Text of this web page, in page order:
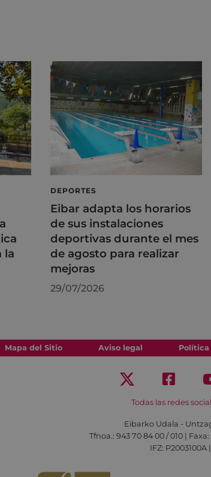
la
DEPORTES
Eibar adapta los horarios
de sus instalaciones
deportivas durante el mes
de agosto para realizar
mejoras
29/07/2026
Mapa del Sitio Aviso legal Política
Todas las redes
Eibarko Udala -
Tfnoa.: 943 70 84 00 / 010 |
IFZ: P2003100A